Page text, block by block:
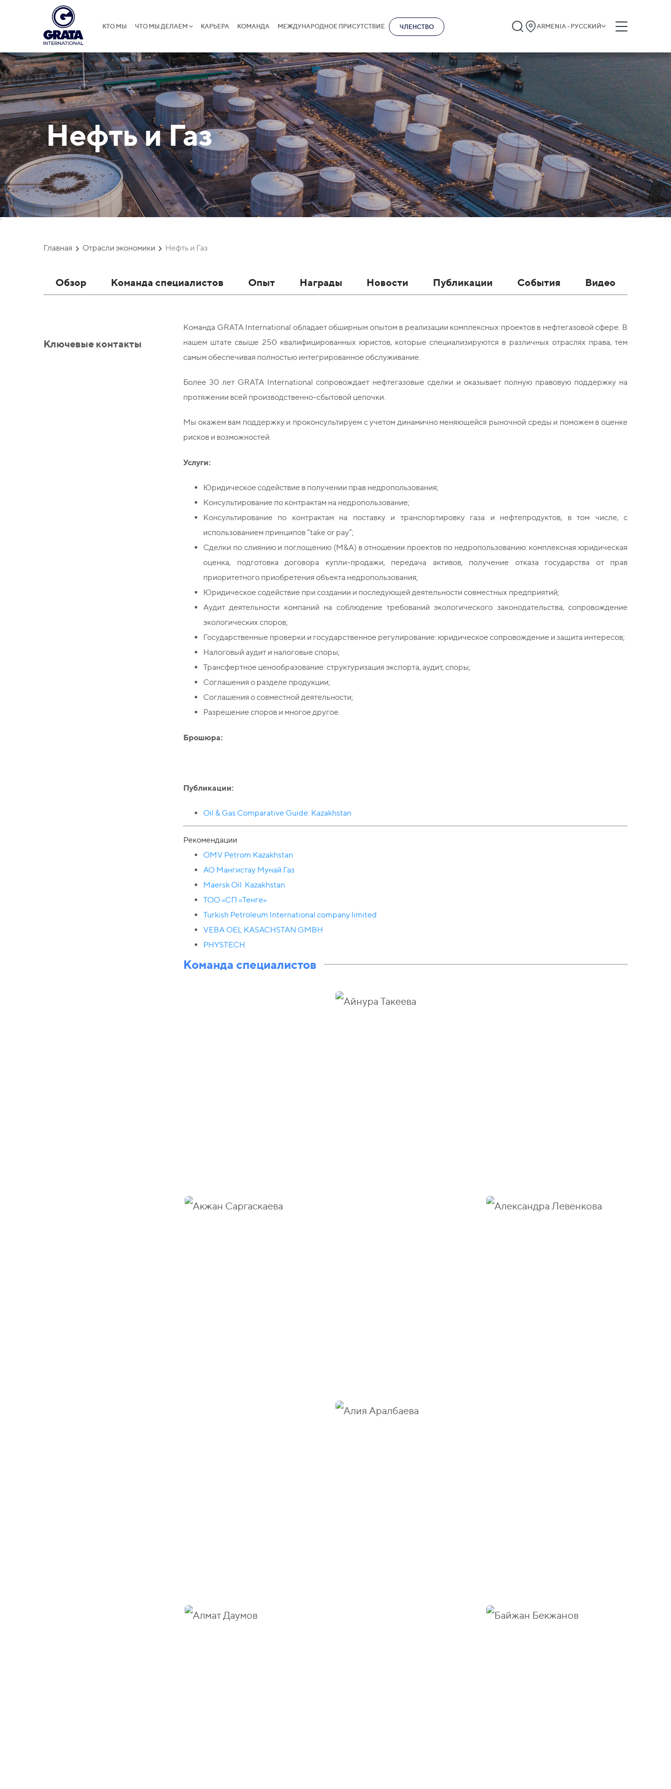
КТО МЫ ЧТО МЫ ДЕЛАЕМ КАРЬЕРА КОМАНДА МЕЖДУНАРОДНОЕ ПРИСУТСТВИЕ ЧЛЕНСТВО ARMENIA - РУССКИЙ
Нефть и Газ
`
Главная Отрасли экономики Нефть и Газ
Обзор Команда специалистов Опыт Награды Новости Публикации События Видео
Ключевые контакты
Команда GRATA International обладает обширным опытом в реализации комплексных проектов в нефтегазовой сфере. В
нашем штате свыше 250 квалифицированных юристов, которые специализируются в различных отраслях права, тем
самым обеспечивая полностью интегрированное обслуживание.
Более 30 лет GRATA International сопровождает нефтегазовые сделки и оказывает полную правовую поддержку на
протяжении всей производственно-сбытовой цепочки.
Мы окажем вам поддержку и проконсультируем с учетом динамично меняющейся рыночной среды и поможем в оценке
рисков и возможностей.
Услуги:
Юридическое содействие в получении прав недропользования;
Консультирование по контрактам на недропользование;
Консультирование по контрактам на поставку и транспортировку газа и нефтепродуктов, в том числе, с
использованием принципов “take or pay”;
Сделки по слиянию и поглощению (M&A) в отношении проектов по недропользованию: комплексная юридическая
оценка, подготовка договора купли-продажи, передача активов, получение отказа государства от прав
приоритетного приобретения объекта недропользования;
Юридическое содействие при создании и последующей деятельности совместных предприятий;
Аудит деятельности компаний на соблюдение требований экологического законодательства, сопровождение
экологических споров;
Государственные проверки и государственное регулирование: юридическое сопровождение и защита интересов;
Налоговый аудит и налоговые споры;
Трансфертное ценообразование: структуризация экспорта, аудит, споры;
Соглашения о разделе продукции;
Соглашения о совместной деятельности;
Разрешение споров и многое другое.
Брошюра:
Публикации:
Oil & Gas Comparative Guide: Kazakhstan
Рекомендации
OMV Petrom Kazakhstan
АО Мангистау Мунай Газ
Maersk Oil Kazakhstan
ТОО «СП «Тенге»
Turkish Petroleum International company limited
VEBA OEL KASACHSTAN GMBH
PHYSTECH
Команда специалистов